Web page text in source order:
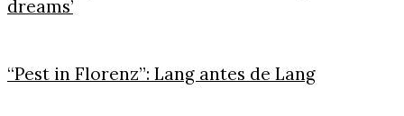
dreams’
“Pest in Florenz”: Lang antes de Lang